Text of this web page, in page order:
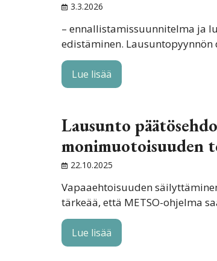
3.3.2026
– ennallistamissuunnitelma ja
edistäminen.
Lue lisää
Lausunto
monimuotoisuuden
22.10.2025
Vapaaehtoisuuden
tärkeää, että METSO-ohjelma
Lue lisää